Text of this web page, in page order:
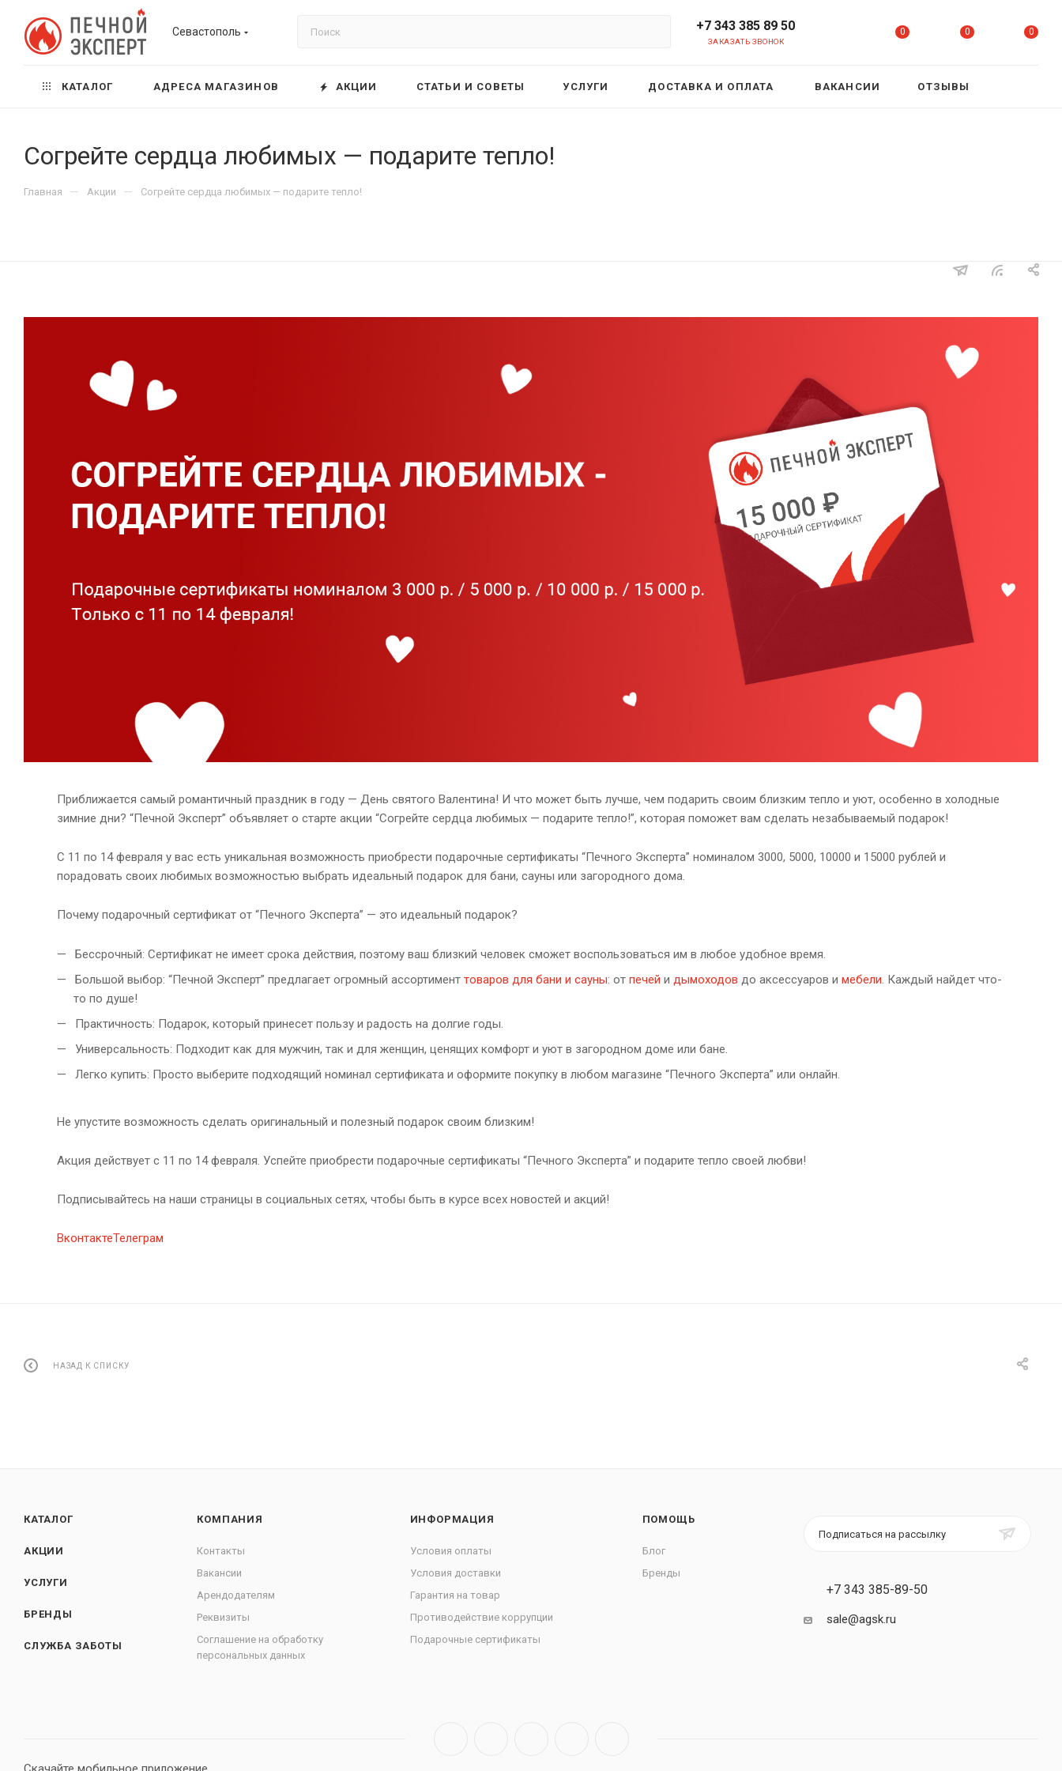
Севастополь +7 343 385 89 50
ЗАКАЗАТЬ ЗВОНОК
0 0 0
КАТАЛОГ АДРЕСА МАГАЗИНОВ АКЦИИ СТАТЬИ И СОВЕТЫ УСЛУГИ ДОСТАВКА И ОПЛАТА ВАКАНСИИ ОТЗЫВЫ
Согрейте сердца любимых — подарите тепло!
Главная — Акции — Согрейте сердца любимых — подарите тепло!
Приближается самый романтичный праздник в году — День святого Валентина! И что может быть лучше, чем подарить своим близким тепло и уют, особенно в холодные
зимние дни? “Печной Эксперт” объявляет о старте акции “Согрейте сердца любимых — подарите тепло!”, которая поможет вам сделать незабываемый подарок!
С 11 по 14 февраля у вас есть уникальная возможность приобрести подарочные сертификаты “Печного Эксперта” номиналом 3000, 5000, 10000 и 15000 рублей и
порадовать своих любимых возможностью выбрать идеальный подарок для бани, сауны или загородного дома.
Почему подарочный сертификат от “Печного Эксперта” — это идеальный подарок?
Бессрочный: Сертификат не имеет срока действия, поэтому ваш близкий человек сможет воспользоваться им в любое удобное время.
Большой выбор: “Печной Эксперт” предлагает огромный ассортимент товаров для бани и сауны: от печей и дымоходов до аксессуаров и мебели. Каждый найдет что-
то по душе!
Практичность: Подарок, который принесет пользу и радость на долгие годы.
Универсальность: Подходит как для мужчин, так и для женщин, ценящих комфорт и уют в загородном доме или бане.
Легко купить: Просто выберите подходящий номинал сертификата и оформите покупку в любом магазине “Печного Эксперта” или онлайн.
Не упустите возможность сделать оригинальный и полезный подарок своим близким!
Акция действует с 11 по 14 февраля. Успейте приобрести подарочные сертификаты “Печного Эксперта” и подарите тепло своей любви!
Подписывайтесь на наши страницы в социальных сетях, чтобы быть в курсе всех новостей и акций!
ВконтактеТелеграм
НАЗАД К СПИСКУ
КАТАЛОГ
АКЦИИ
УСЛУГИ
БРЕНДЫ
СЛУЖБА ЗАБОТЫ
КОМПАНИЯ
Контакты
Вакансии
Арендодателям
Реквизиты
Соглашение на обработку
персональных данных
ИНФОРМАЦИЯ
Условия оплаты
Условия доставки
Гарантия на товар
Противодействие коррупции
Подарочные сертификаты
ПОМОЩЬ
Блог
Бренды
Подписаться на рассылку
+7 343 385-89-50
sale@agsk.ru